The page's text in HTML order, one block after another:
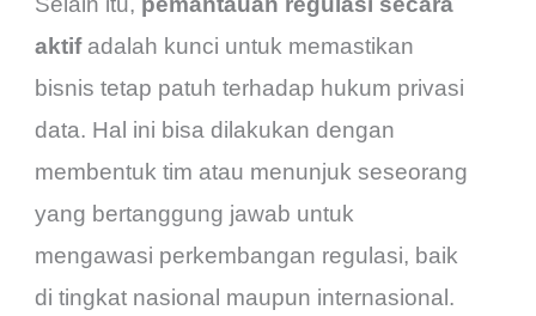
aktifadalah kunci untuk memastikan
bisnis tetap patuh terhadap hukum privasi
data. Hal ini bisa dilakukan dengan
membentuk tim atau menunjuk seseorang
yang bertanggung jawab untuk
mengawasi perkembangan regulasi, baik
di tingkat nasional maupun internasional.